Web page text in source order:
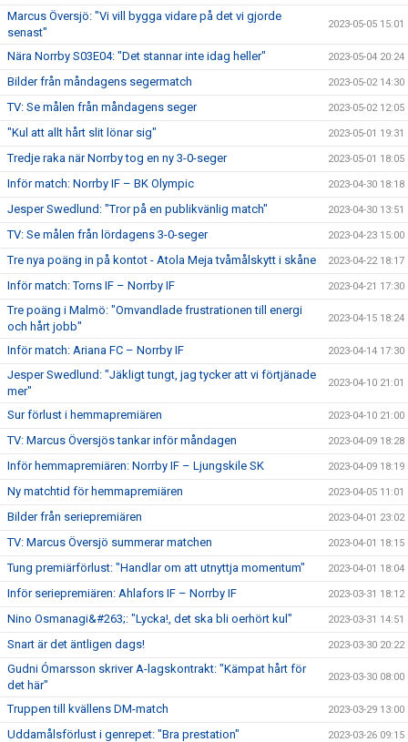
Marcus Översjö: "Vi vill bygga vidare på det vi gjorde
senast"
2023-05-05 15:01
Nära Norrby S03E04: "Det stannar inte idag heller" 2023-05-04 20:24
Bilder från måndagens segermatch 2023-05-02 14:30
TV: Se målen från måndagens seger 2023-05-02 12:05
"Kul att allt hårt slit lönar sig" 2023-05-01 19:31
Tredje raka när Norrby tog en ny 3-0-seger 2023-05-01 18:05
Inför match: Norrby IF – BK Olympic 2023-04-30 18:18
Jesper Swedlund: "Tror på en publikvänlig match" 2023-04-30 13:51
TV: Se målen från lördagens 3-0-seger 2023-04-23 15:00
Tre nya poäng in på kontot - Atola Meja tvåmålskytt i skåne 2023-04-22 18:17
Inför match: Torns IF – Norrby IF 2023-04-21 17:30
Tre poäng i Malmö: "Omvandlade frustrationen till energi
och hårt jobb"
2023-04-15 18:24
Inför match: Ariana FC – Norrby IF 2023-04-14 17:30
Jesper Swedlund: "Jäkligt tungt, jag tycker att vi förtjänade
mer"
2023-04-10 21:01
Sur förlust i hemmapremiären 2023-04-10 21:00
TV: Marcus Översjös tankar inför måndagen 2023-04-09 18:28
Inför hemmapremiären: Norrby IF – Ljungskile SK 2023-04-09 18:19
Ny matchtid för hemmapremiären 2023-04-05 11:01
Bilder från seriepremiären 2023-04-01 23:02
TV: Marcus Översjö summerar matchen 2023-04-01 18:15
Tung premiärförlust: "Handlar om att utnyttja momentum" 2023-04-01 18:04
Inför seriepremiären: Ahlafors IF – Norrby IF 2023-03-31 18:12
Nino Osmanagi&#263;: "Lycka!, det ska bli oerhört kul" 2023-03-31 14:51
Snart är det äntligen dags! 2023-03-30 20:22
Gudni Ómarsson skriver A-lagskontrakt: "Kämpat hårt för
det här"
2023-03-30 08:00
Truppen till kvällens DM-match 2023-03-29 13:00
Uddamålsförlust i genrepet: "Bra prestation" 2023-03-26 09:15